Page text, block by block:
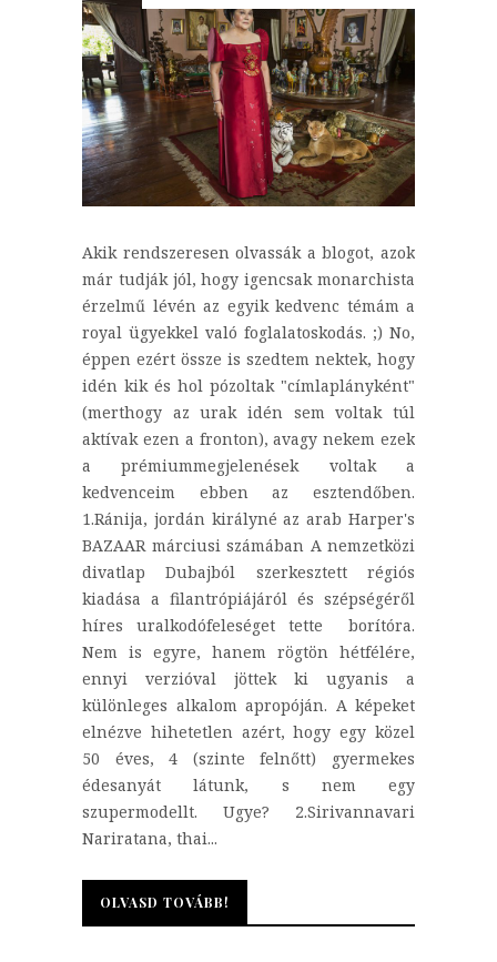
Akik rendszeresen olvassák a blogot, azok
már tudják jól, hogy igencsak monarchista
érzelmű lévén az egyik kedvenc témám a
royal ügyekkel való foglalatoskodás. ;) No,
éppen ezért össze is szedtem nektek, hogy
idén kik és hol pózoltak "címlaplányként"
(merthogy az urak idén sem voltak túl
aktívak ezen a fronton), avagy nekem ezek
a prémiummegjelenések voltak a
kedvenceim ebben az esztendőben.
1.Ránija, jordán királyné az arab Harper's
BAZAAR márciusi számában A nemzetközi
divatlap Dubajból szerkesztett régiós
kiadása a filantrópiájáról és szépségéről
híres uralkodófeleséget tette borítóra.
Nem is egyre, hanem rögtön hétfélére,
ennyi verzióval jöttek ki ugyanis a
különleges alkalom apropóján. A képeket
elnézve hihetetlen azért, hogy egy közel
50 éves, 4 (szinte felnőtt) gyermekes
édesanyát látunk, s nem egy
szupermodellt. Ugye? 2.Sirivannavari
Nariratana, thai...
OLVASD TOVÁBB!
OLVASD TOVÁBB!